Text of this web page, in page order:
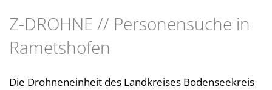
Z-DROHNE // Personensuche in
Rametshofen
Die Drohneneinheit des Landkreises Bodenseekreis